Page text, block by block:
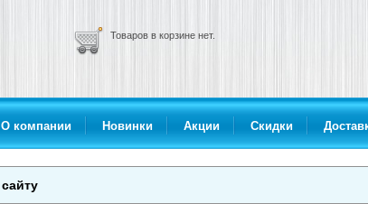
Товаров в корзине нет.
О компании Новинки Акции Скидки